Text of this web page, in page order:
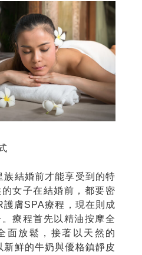
族結婚前才能享受到的特
女子在結婚前，都要密
膚SPA療程，現在則成
療程首先以精油按摩全
面放鬆，接著以天然的
鮮的牛奶與優格鎮靜皮